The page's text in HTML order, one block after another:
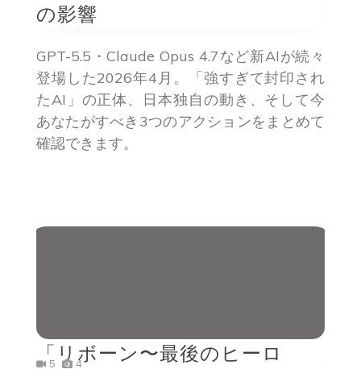
の影響
GPT-5.5・Claude Opus 4.7など新AIが続々
登場した2026年4月。「強すぎて封印され
たAI」の正体、日本独自の動き、そして今
あなたがすべき3つのアクションをまとめて
確認できます。
5 4
「リボーン〜最後のヒーロ